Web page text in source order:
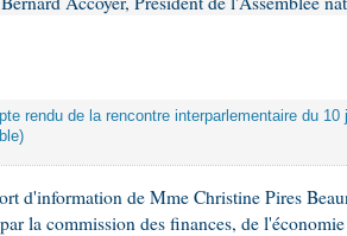
rendu de la rencontre interparlementaire du
d'information de Mme Christine Pires
la commission des finances, de